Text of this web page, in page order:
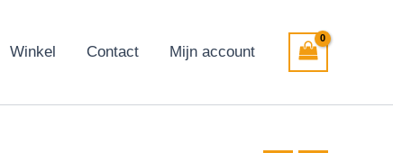
Winkel Contact Mijn account